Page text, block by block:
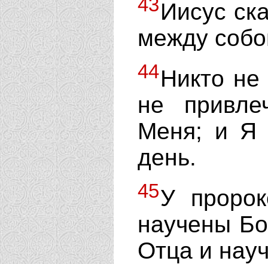
43Иисус
между
44Никто
не
Меня; и Я
день.
45У
научены
Отца и